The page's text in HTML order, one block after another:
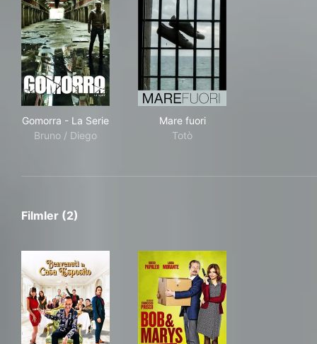
Gomorra - La Serie
Bruno / Diego
Mare fuori
Totò
Filmler (2)